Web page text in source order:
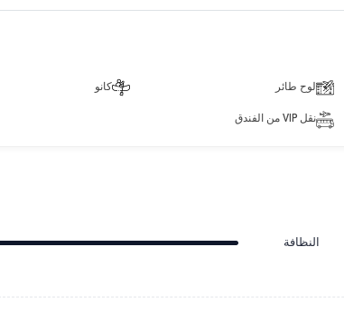
لوح طائر كانو
نقل VIP من الفندق
النظافة